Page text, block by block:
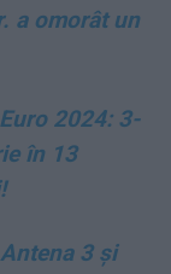
a omorât un
2024: 3-
în 13
3 și